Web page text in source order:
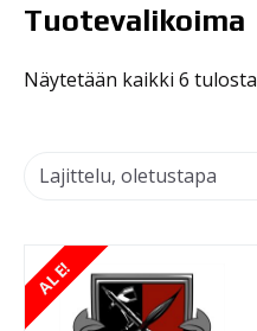
Tuotevalikoima
Näytetään kaikki 6 tulosta
ALE!